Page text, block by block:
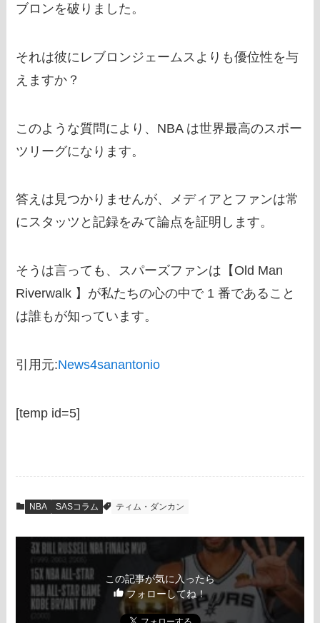
ブロンを破りました。
それは彼にレブロンジェームスよりも優位性を与
えますか？
このような質問により、NBA は世界最高のスポー
ツリーグになります。
答えは見つかりませんが、メディアとファンは常
にスタッツと記録をみて論点を証明します。
そうは言っても、スパーズファンは【Old Man
Riverwalk 】が私たちの心の中で 1 番であること
は誰もが知っています。
引用元:News4sanantonio
[temp id=5]
NBA SASコラム ティム・ダンカン
この記事が気に入ったら
フォローしてね！